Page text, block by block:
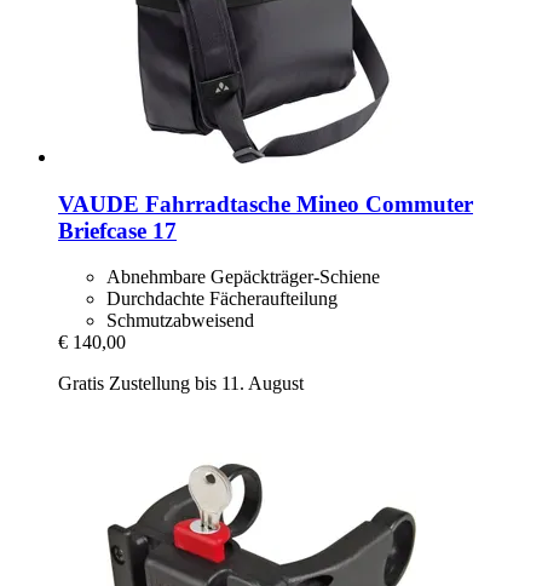
VAUDE Fahrradtasche Mineo Commuter
Briefcase 17
Abnehmbare Gepäckträger-Schiene
Durchdachte Fächeraufteilung
Schmutzabweisend
€ 140,00
Gratis Zustellung bis 11. August